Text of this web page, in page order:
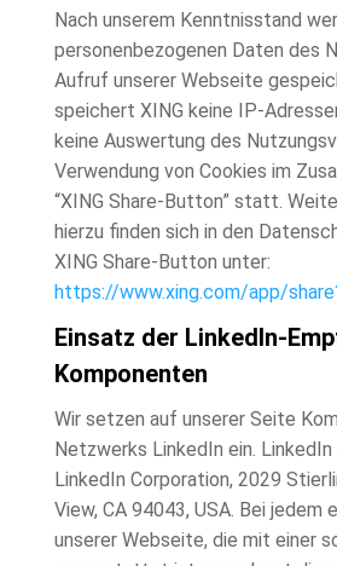
Nach unserem Kenntnisstand
personenbezogenen Daten des
Aufruf unserer Webseite
speichert XING keine IP-
keine Auswertung des
Verwendung von Cookies im
“XING Share-Button” statt.
hierzu finden sich in den
XING Share-Button unter:
https://www.xing.com/app/
Einsatz der LinkedIn-
Komponenten
Wir setzen auf unserer Seite
Netzwerks LinkedIn ein.
LinkedIn Corporation, 2029
View, CA 94043, USA. Bei jedem
unserer Webseite, die mit einer